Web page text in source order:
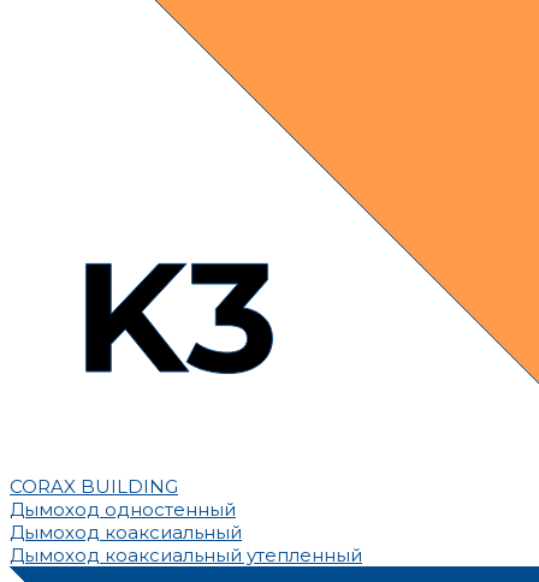
CORAX BUILDING
Дымоход одностенный
Дымоход коаксиальный
Дымоход коаксиальный утепленный